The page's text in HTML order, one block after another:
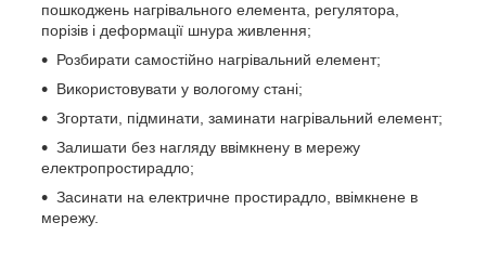
пошкоджень нагрівального елемента, регулятора,
порізів і деформації шнура живлення;
Розбирати самостійно нагрівальний елемент;
Використовувати у вологому стані;
Згортати, підминати, заминати нагрівальний елемент;
Залишати без нагляду ввімкнену в мережу
електропростирадло;
Засинати на електричне простирадло, ввімкнене в
мережу.